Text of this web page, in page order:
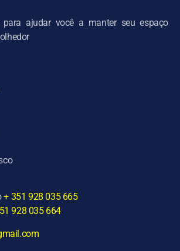
para ajudar você a manter seu espaço
+ 351 928 035 665
928 035 664